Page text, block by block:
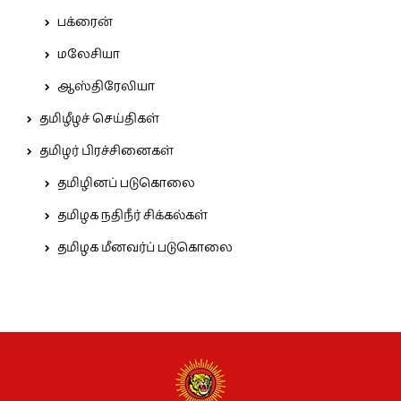
பக்ரைன்
மலேசியா
ஆஸ்திரேலியா
தமிழீழச் செய்திகள்
தமிழர் பிரச்சினைகள்
தமிழினப் படுகொலை
தமிழக நதிநீர் சிக்கல்கள்
தமிழக மீனவர்ப் படுகொலை